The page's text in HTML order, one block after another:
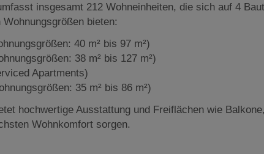
insgesamt 212 Wohneinheiten, die sich auf 4
bieten:
40 m² bis 97 m²)
38 m² bis 127 m²)
Apartments)
35 m² bis 86 m²)
hochwertige Ausstattung und Freiflächen wie Balkone,
Wohnkomfort sorgen.